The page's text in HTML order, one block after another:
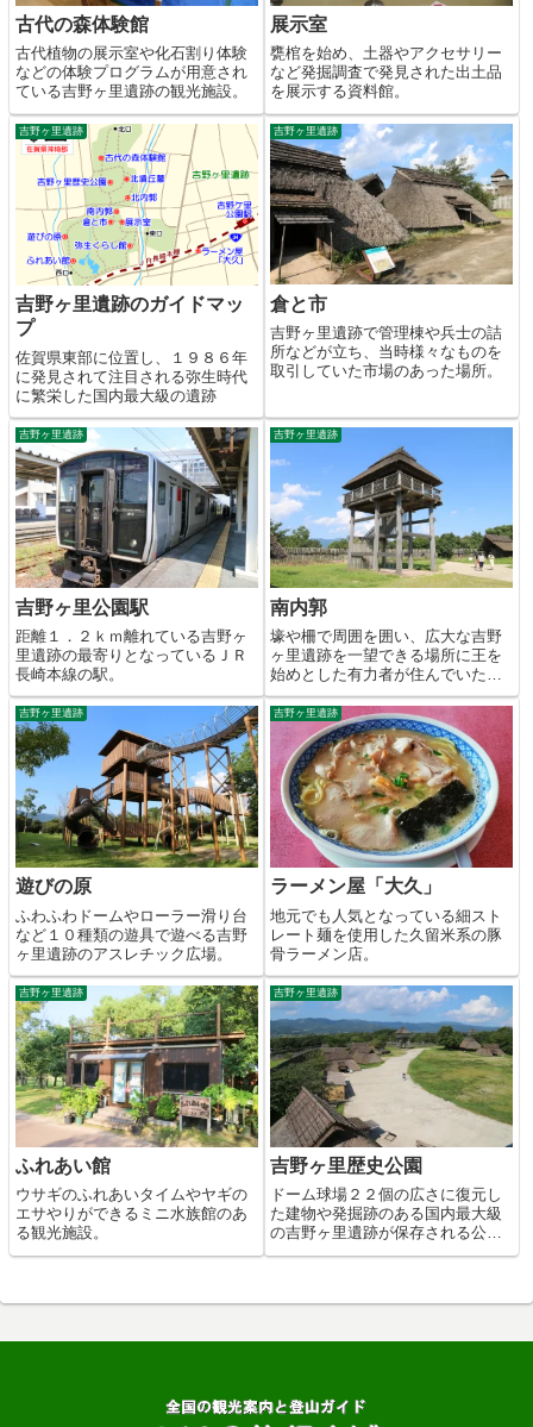
古代の森体験館
古代植物の展示室や化石割り体験
などの体験プログラムが用意され
ている吉野ヶ里遺跡の観光施設。
展示室
甕棺を始め、土器やアクセサリー
など発掘調査で発見された出土品
を展示する資料館。
吉野ヶ里遺跡
吉野ヶ里遺跡のガイドマッ
プ
佐賀県東部に位置し、１９８６年
に発見されて注目される弥生時代
に繁栄した国内最大級の遺跡
吉野ヶ里遺跡
倉と市
吉野ヶ里遺跡で管理棟や兵士の詰
所などが立ち、当時様々なものを
取引していた市場のあった場所。
吉野ヶ里遺跡
吉野ヶ里公園駅
距離１．２ｋｍ離れている吉野ヶ
里遺跡の最寄りとなっているＪＲ
長崎本線の駅。
吉野ヶ里遺跡
南内郭
壕や柵で周囲を囲い、広大な吉野
ヶ里遺跡を一望できる場所に王を
始めとした有力者が住んでいた集
落。
吉野ヶ里遺跡
遊びの原
ふわふわドームやローラー滑り台
など１０種類の遊具で遊べる吉野
ヶ里遺跡のアスレチック広場。
吉野ヶ里遺跡
ラーメン屋「大久」
地元でも人気となっている細スト
レート麺を使用した久留米系の豚
骨ラーメン店。
吉野ヶ里遺跡
ふれあい館
ウサギのふれあいタイムやヤギの
エサやりができるミニ水族館のあ
る観光施設。
吉野ヶ里遺跡
吉野ヶ里歴史公園
ドーム球場２２個の広さに復元し
た建物や発掘跡のある国内最大級
の吉野ヶ里遺跡が保存される公
園。